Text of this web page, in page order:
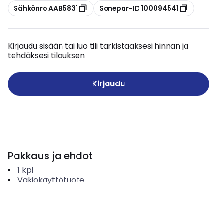
Kopioi
Sähkönro AAB5831 Kopioi
Sonepar-ID 100094541
Kirjaudu sisään tai luo tili tarkistaaksesi hinnan ja
tehdäksesi tilauksen
Kirjaudu
Pakkaus ja ehdot
1 kpl
Vakiokäyttötuote